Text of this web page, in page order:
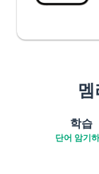
학습
단어 암기